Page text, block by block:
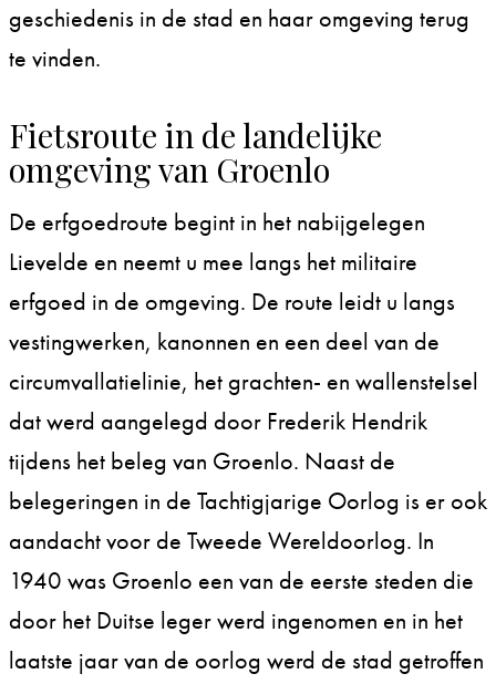
geschiedenis in de stad en haar omgeving terug
te vinden.
Fietsroute in de landelijke
omgeving van Groenlo
De erfgoedroute begint in het nabijgelegen
Lievelde en neemt u mee langs het militaire
erfgoed in de omgeving. De route leidt u langs
vestingwerken, kanonnen en een deel van de
circumvallatielinie, het grachten- en wallenstelsel
dat werd aangelegd door Frederik Hendrik
tijdens het beleg van Groenlo. Naast de
belegeringen in de Tachtigjarige Oorlog is er ook
aandacht voor de Tweede Wereldoorlog. In
1940 was Groenlo een van de eerste steden die
door het Duitse leger werd ingenomen en in het
laatste jaar van de oorlog werd de stad getroffen